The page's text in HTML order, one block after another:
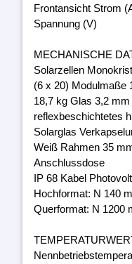
Frontansicht Strom
Spannung (V)
MECHANISCHE
Solarzellen
(6 x 20) Modulmaße
18,7 kg Glas 3,2
reflexbeschichtetes
Solarglas
Weiß Rahmen 35
Anschlussdose
IP 68 Kabel
Hochformat: N 140
Querformat: N 1200